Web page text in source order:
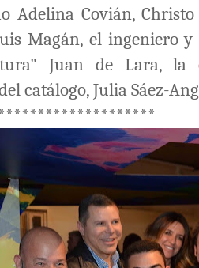
Adelina Covián,
Magán, el ingeniero
Juan de Lara, la
catálogo, Julia Sáez-